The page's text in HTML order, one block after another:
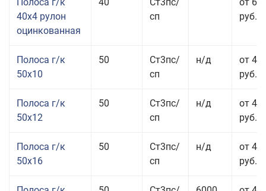
40x4 рулон
оцинкованная
сп
руб.
Полоса г/к
50x10
50
Ст3пс/
сп
н/д
от 44
руб.
Полоса г/к
50x12
50
Ст3пс/
сп
н/д
от 43
руб.
Полоса г/к
50x16
50
Ст3пс/
сп
н/д
от 49
руб.